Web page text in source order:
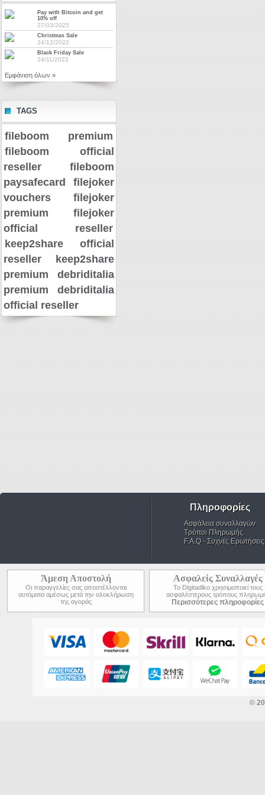
Pay with Bitcoin and get
10% off
27/03/2025
Christmas Sale
24/12/2022
Black Friday Sale
24/11/2022
Εμφάνιση όλων »
TAGS
fileboom premium
fileboom official
reseller
fileboom
paysafecard
filejoker
vouchers
filejoker
premium
filejoker
official reseller
keep2share official
reseller
keep2share
premium
debriditalia
premium
debriditalia
official reseller
Πληροφορίες
Ασφάλεια συναλλαγών
Τρόποι Πληρωμής
F.A.Q - Συχνές Ερωτήσεις
Άμεση Αποστολή
Οι παραγγελίες σας αποστέλλονται
αυτόματα αμέσως μετά την ολοκλήρωση
της αγοράς
Ασφαλείς Συναλλαγές
Το Digitadiko χρησιμοποιεί τους
ασφαλέστερους τρόπους
Περισσότερες πληροφορίες
©